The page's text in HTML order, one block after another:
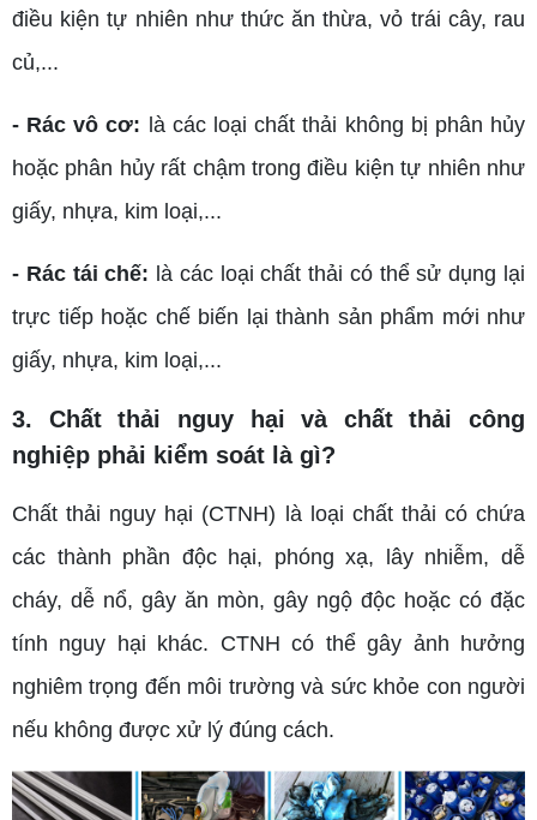
điều kiện tự nhiên như thức ăn thừa, vỏ trái cây, rau
củ,...
- Rác vô cơ: là các loại chất thải không bị phân hủy
hoặc phân hủy rất chậm trong điều kiện tự nhiên như
giấy, nhựa, kim loại,...
- Rác tái chế: là các loại chất thải có thể sử dụng lại
trực tiếp hoặc chế biến lại thành sản phẩm mới như
giấy, nhựa, kim loại,...
3. Chất thải nguy hại và chất thải công
nghiệp phải kiểm soát là gì?
Chất thải nguy hại (CTNH) là loại chất thải có chứa
các thành phần độc hại, phóng xạ, lây nhiễm, dễ
cháy, dễ nổ, gây ăn mòn, gây ngộ độc hoặc có đặc
tính nguy hại khác. CTNH có thể gây ảnh hưởng
nghiêm trọng đến môi trường và sức khỏe con người
nếu không được xử lý đúng cách.